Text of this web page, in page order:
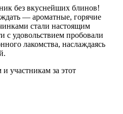
без вкуснейших блинов!
— ароматные, горячие
стали настоящим
с удовольствием пробовали
лакомства, наслаждаясь
участникам за этот